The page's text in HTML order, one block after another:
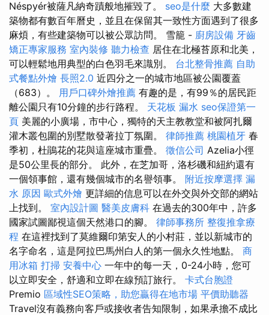
Néspyér被薩凡納奇蹟般地摧毀了。 seo是什麼 大多數建
築物都有數百年曆史，並且在保留其一致性方面遇到了很多
麻煩，有些建築物可以被公眾訪問。 雪籠 - 廚房設備 牙齒
矯正專家服務 室內裝修 聽力檢查 居住在北極苔原和北美，
可以輕鬆地用典型的白色羽毛來識別。 台北整骨推薦 自助
式餐點外燴 長照2.0 近四分之一的城市地區被公園覆蓋
（683）。 用戶口碑外燴推薦 有趣的是，有99％的居民距
離公園只有10分鐘的步行路程。 天花板 漏水 seo保證第一
頁 美麗的小廣場，市中心，獨特的天主教教堂和被阿扎爾
灌木叢包圍的別墅散發著拉丁氛圍。 律師推薦 桃園植牙 春
季初，杜鵑花的花與這座城市重疊。 徵信公司 Azelia小徑
是50公里長的部分。 此外，在芝加哥，洛杉磯和紐約還有
一個領事館，還有幾個城市的名譽領事。 附近按摩選擇 漏
水 原因 歐式外燴 更詳細的信息可以在外交與外交部的網站
上找到。 室內設計圖 醫美皮膚科 在過去的300年中，許多
國家試圖鄙視這個天然港口的腳。 律師事務所 整復推拿療
程 在這裡找到了莫維爾印第安人的小村莊，並以新城市的
名字命名，這是阿拉巴馬州白人的第一個永久性地點。 商
用冰箱 打掃 安養中心 一年中的每一天，0-24小時，您可
以立即安全，舒適和立即在線預訂旅行。 卡式台胞證
Premio 區域性SEO策略，助您贏得在地市場 平價助聽器
Travel沒有義務向客戶或接收者告知限制，如果承擔不成比